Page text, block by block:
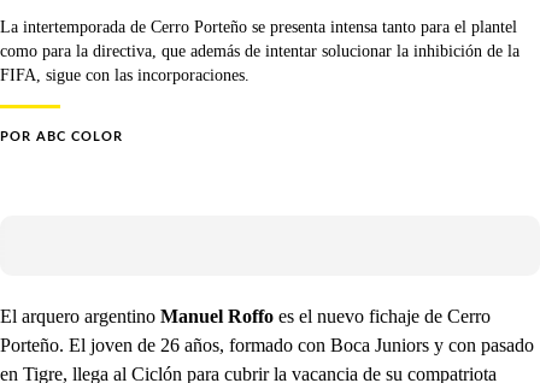
La intertemporada de Cerro Porteño se presenta intensa tanto para el plantel
como para la directiva, que además de intentar solucionar la inhibición de la
FIFA, sigue con las incorporaciones.
POR ABC COLOR
El arquero argentino Manuel Roffo es el nuevo fichaje de Cerro
Porteño. El joven de 26 años, formado con Boca Juniors y con pasado
en Tigre, llega al Ciclón para cubrir la vacancia de su compatriota